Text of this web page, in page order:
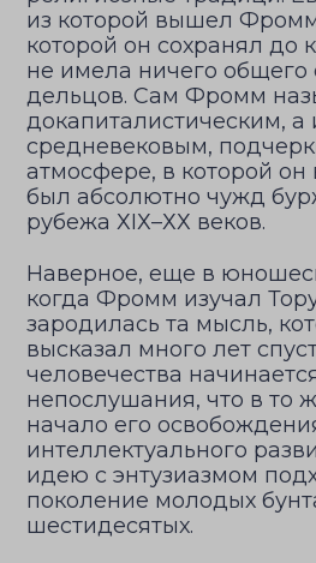
из которой вышел Фромм
которой он сохранял до
не имела ничего общего
дельцов. Сам Фромм
докапиталистическим, а
средневековым,
атмосфере, в которой он
был абсолютно чужд
рубежа ХIХ–ХХ веков.
Наверное, еще в
когда Фромм изучал
зародилась та мысль,
высказал много лет
человечества
непослушания, что в то
начало его
интеллектуального
идею с энтузиазмом
поколение молодых
шестидесятых.